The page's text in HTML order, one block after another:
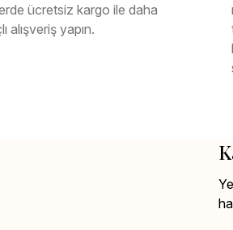
ücretsiz kargo ile daha
alışveriş yapın.